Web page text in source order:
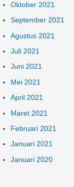
Oktober 2021
September 2021
Agustus 2021
Juli 2021
Juni 2021
Mei 2021
April 2021
Maret 2021
Februari 2021
Januari 2021
Januari 2020